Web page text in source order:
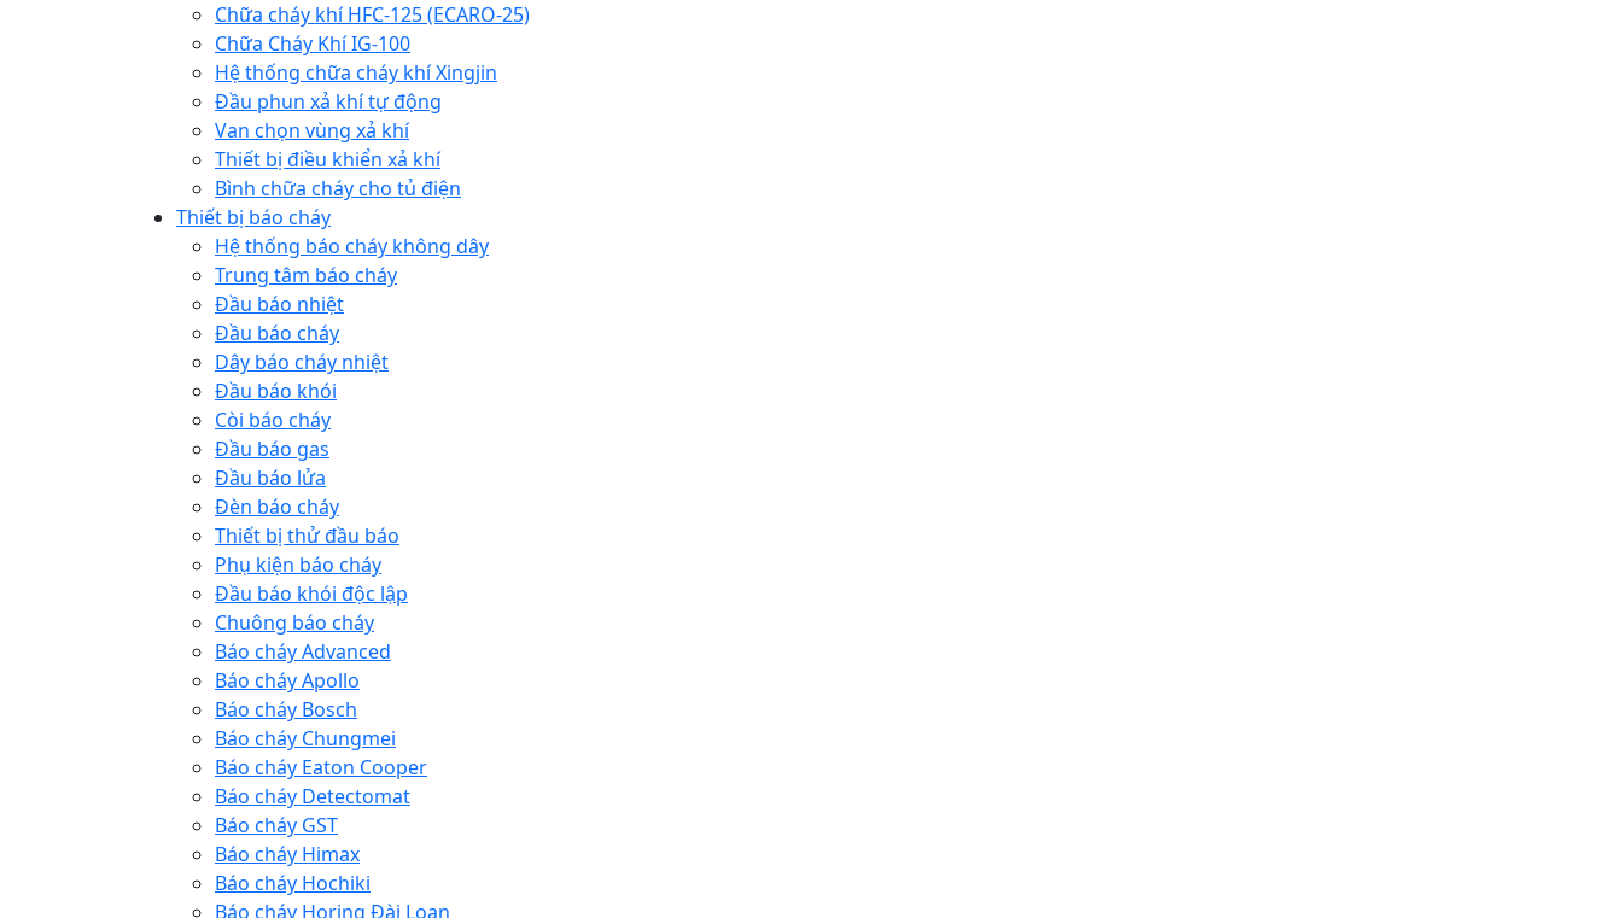
Chữa cháy khí HFC-125 (ECARO-25)
Chữa Cháy Khí IG-100
Hệ thống chữa cháy khí Xingjin
Đầu phun xả khí tự động
Van chọn vùng xả khí
Thiết bị điều khiển xả khí
Bình chữa cháy cho tủ điện
Thiết bị báo cháy
Hệ thống báo cháy không dây
Trung tâm báo cháy
Đầu báo nhiệt
Đầu báo cháy
Dây báo cháy nhiệt
Đầu báo khói
Còi báo cháy
Đầu báo gas
Đầu báo lửa
Đèn báo cháy
Thiết bị thử đầu báo
Phụ kiện báo cháy
Đầu báo khói độc lập
Chuông báo cháy
Báo cháy Advanced
Báo cháy Apollo
Báo cháy Bosch
Báo cháy Chungmei
Báo cháy Eaton Cooper
Báo cháy Detectomat
Báo cháy GST
Báo cháy Himax
Báo cháy Hochiki
Báo cháy Horing Đài Loan